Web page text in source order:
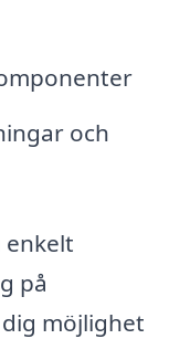
och
enkelt
på
möjlighet